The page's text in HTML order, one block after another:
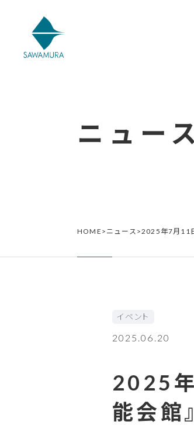
ニュー
HOME > ニュース >2025年7月11
イベント
2025.06.20
2025
能会館